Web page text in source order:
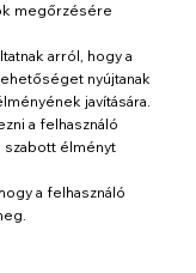
megőrzésére
arról, hogy a
nyújtanak
javítására.
a felhasználó
élményt
a felhasználó